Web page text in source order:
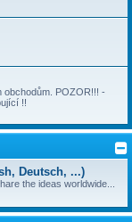
obchodům. POZOR!!! -
!!
Deutsch, ...)
the ideas worldwide...